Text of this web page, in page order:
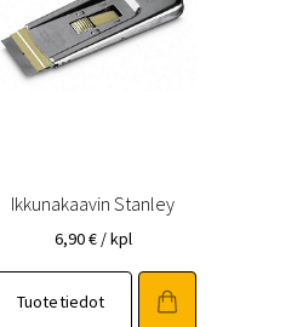
Ikkunakaavin Stanley
6,90€ / kpl
Tuotetiedot